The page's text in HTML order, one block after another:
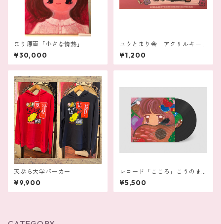
まり原画「小さな情熱」
¥30,000
ユウとまり会 アクリルキー
ホルダー
¥1,200
天ぷら大学パーカー
¥9,900
レコード「こころ」こうのま
り
¥5,500